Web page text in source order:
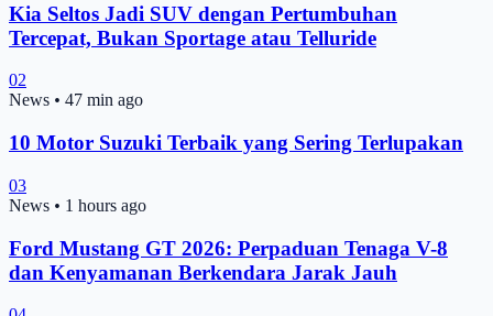
Kia Seltos Jadi SUV dengan Pertumbuhan
Tercepat, Bukan Sportage atau Telluride
02
News • 47 min ago
10 Motor Suzuki Terbaik yang Sering Terlupakan
03
News • 1 hours ago
Ford Mustang GT 2026: Perpaduan Tenaga V-8
dan Kenyamanan Berkendara Jarak Jauh